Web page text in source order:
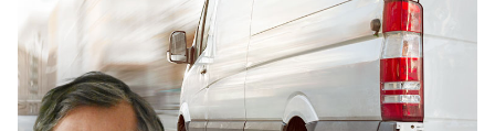
Annonsera
Läs E-tidningen